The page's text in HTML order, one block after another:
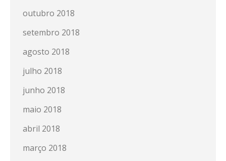
outubro 2018
setembro 2018
agosto 2018
julho 2018
junho 2018
maio 2018
abril 2018
março 2018